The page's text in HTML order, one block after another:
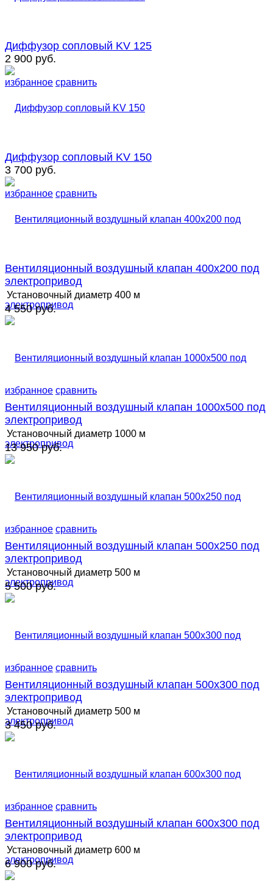
избранное сравнить
Диффузор сопловый KV 125
2 900 руб.
избранное сравнить
Диффузор сопловый KV 150
3 700 руб.
избранное сравнить
Вентиляционный воздушный клапан 400х200 под
электропривод
Установочный диаметр 400 м
4 550 руб.
избранное сравнить
Вентиляционный воздушный клапан 1000х500 под
электропривод
Установочный диаметр 1000 м
13 950 руб.
избранное сравнить
Вентиляционный воздушный клапан 500х250 под
электропривод
Установочный диаметр 500 м
5 500 руб.
избранное сравнить
Вентиляционный воздушный клапан 500х300 под
электропривод
Установочный диаметр 500 м
3 450 руб.
Вентиляционный воздушный клапан 600х300 под
электропривод
Установочный диаметр 600 м
6 900 руб.